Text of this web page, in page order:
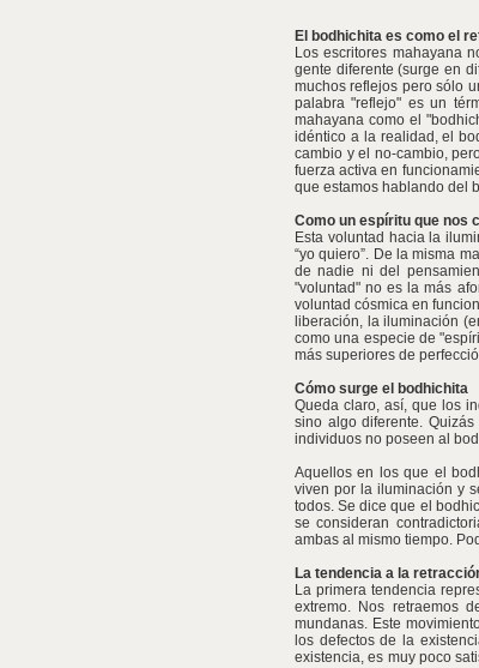
El bodhichita es como el
Los escritores mahayana
gente diferente (surge en
muchos reflejos pero sólo
palabra "reflejo" es un
mahayana como el
idéntico a la realidad, el
cambio y el no-cambio,
fuerza activa en
que estamos hablando del
Como un espíritu que nos
Esta voluntad hacia la
“yo quiero”. De la misma
de nadie ni del
"voluntad" no es la más
voluntad cósmica en
liberación, la iluminación
como una especie de
más superiores de
Cómo surge el bodhichita
Queda claro, así, que los
sino algo diferente.
individuos no poseen al
Aquellos en los que el
viven por la iluminación y
todos. Se dice que el
se consideran
ambas al mismo tiempo.
La tendencia a la
La primera tendencia
extremo. Nos retraemos
mundanas. Este
los defectos de la
existencia, es muy poco